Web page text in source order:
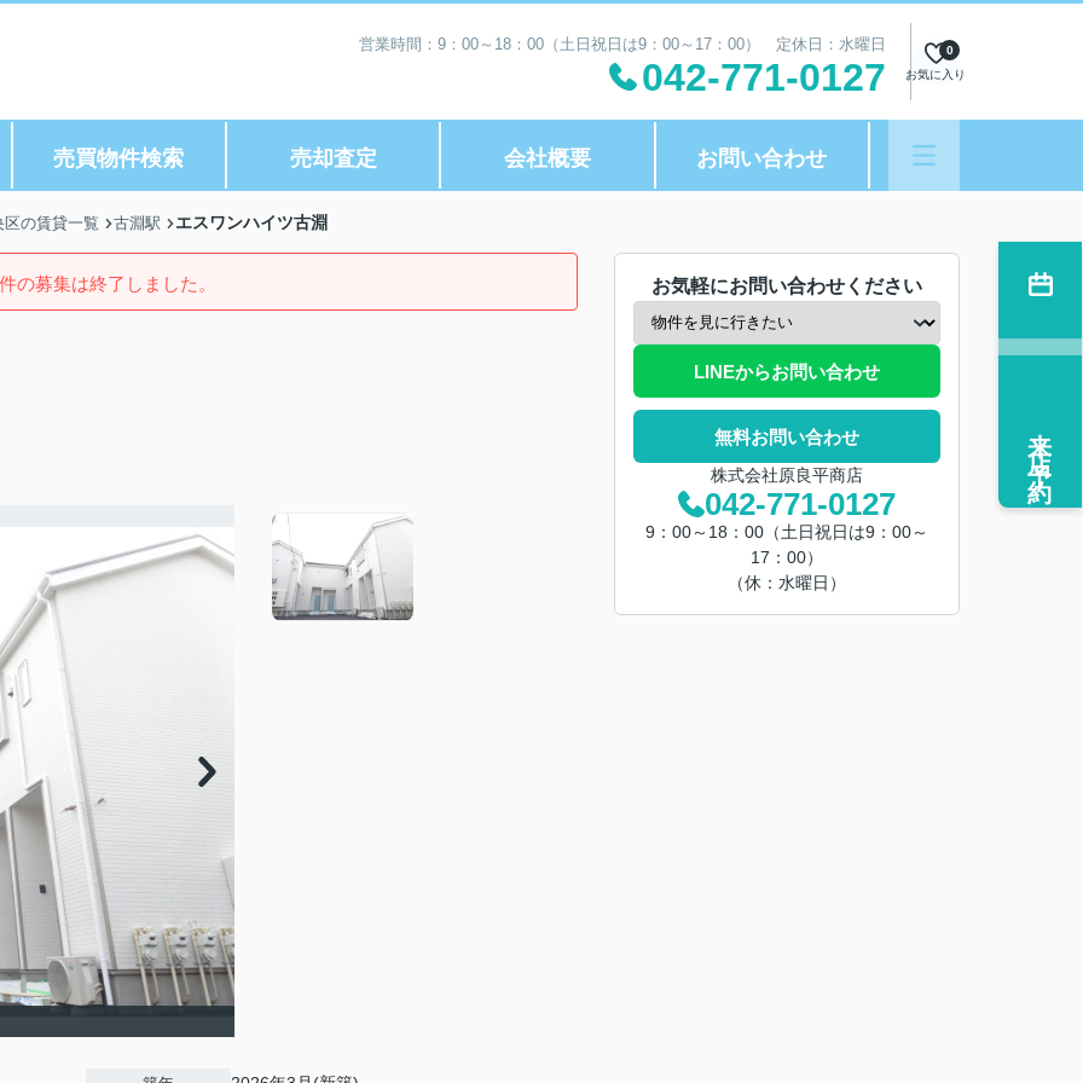
営業時間：9：00～18：00（土日祝日は9：00～17：00） 定休日：水曜日
042-771-0127 お気に入り
0
売買物件検索 売却査定 会社概要 お問い合わせ
の賃貸一覧 古淵駅 エスワンハイツ古淵
の募集は終了しました。 お気軽にお問い合わせください
LINEからお問い合わせ
無料お問い合わせ
株式会社原良平商店
042-771-0127
9：00～18：00（土日祝日は9：00～
17：00）
（休：水曜日）
来店予約